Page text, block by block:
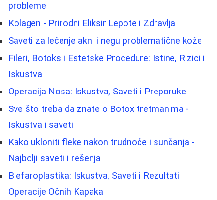
probleme
Kolagen - Prirodni Eliksir Lepote i Zdravlja
Saveti za lečenje akni i negu problematične kože
Fileri, Botoks i Estetske Procedure: Istine, Rizici i
Iskustva
Operacija Nosa: Iskustva, Saveti i Preporuke
Sve što treba da znate o Botox tretmanima -
Iskustva i saveti
Kako ukloniti fleke nakon trudnoće i sunčanja -
Najbolji saveti i rešenja
Blefaroplastika: Iskustva, Saveti i Rezultati
Operacije Očnih Kapaka